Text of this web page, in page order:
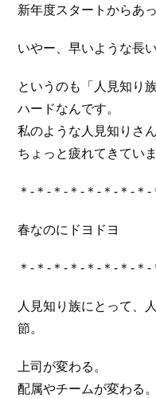
新年度スタートからあ
いやー、早いような長
というのも「人見知り
ハードなんです。
私のような人見知りさん
ちょっと疲れてきてい
＊-＊-＊-＊-＊-＊-＊-＊-
春なのにドヨドヨ
＊-＊-＊-＊-＊-＊-＊-＊-
人見知り族にとって、
節。
上司が変わる。
配属やチームが変わる。